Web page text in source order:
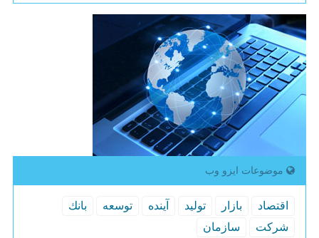
موضوعات ایزو وب
اقتصاد بازار تولید آینده توسعه
بانك
شركت
سازمان